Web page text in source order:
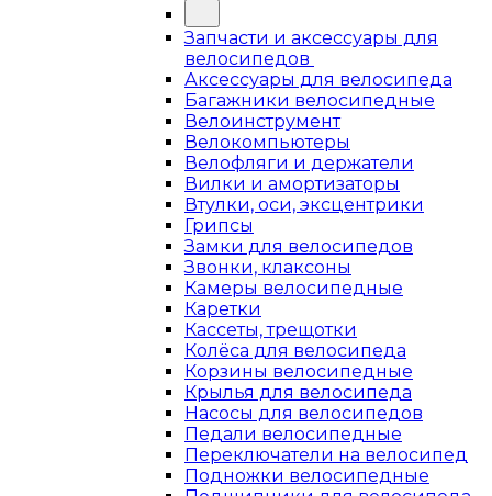
Запчасти и аксессуары для
велосипедов
Аксессуары для велосипеда
Багажники велосипедные
Велоинструмент
Велокомпьютеры
Велофляги и держатели
Вилки и амортизаторы
Втулки, оси, эксцентрики
Грипсы
Замки для велосипедов
Звонки, клаксоны
Камеры велосипедные
Каретки
Кассеты, трещотки
Колёса для велосипеда
Корзины велосипедные
Крылья для велосипеда
Насосы для велосипедов
Педали велосипедные
Переключатели на велосипед
Подножки велосипедные